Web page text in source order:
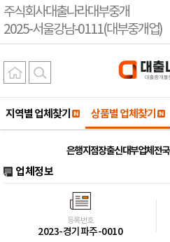
주식회사대출나라대부중개
2025-서울강남-0111(대부중개업)
지역별 업체찾기 상품별 업체찾기
은행 지점장 출신 대부업체 전
업체정보
등록번호
2023-경기파주-0010